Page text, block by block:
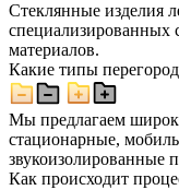
Стеклянные изделия
специализированных
материалов.
Какие типы
Мы предлагаем
стационарные,
звукоизолированные
Как происходит